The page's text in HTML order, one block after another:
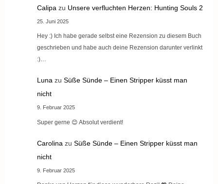
Calipa zu Unsere verfluchten Herzen: Hunting Souls 2
25. Juni 2025
Hey :) Ich habe gerade selbst eine Rezension zu diesem Buch
geschrieben und habe auch deine Rezension darunter verlinkt
:)…
Lunazu Süße Sünde – Einen Stripper küsst man
nicht
9. Februar 2025
Super gerne 😊 Absolut verdient!
Carolina zu Süße Sünde – Einen Stripper küsst man
nicht
9. Februar 2025